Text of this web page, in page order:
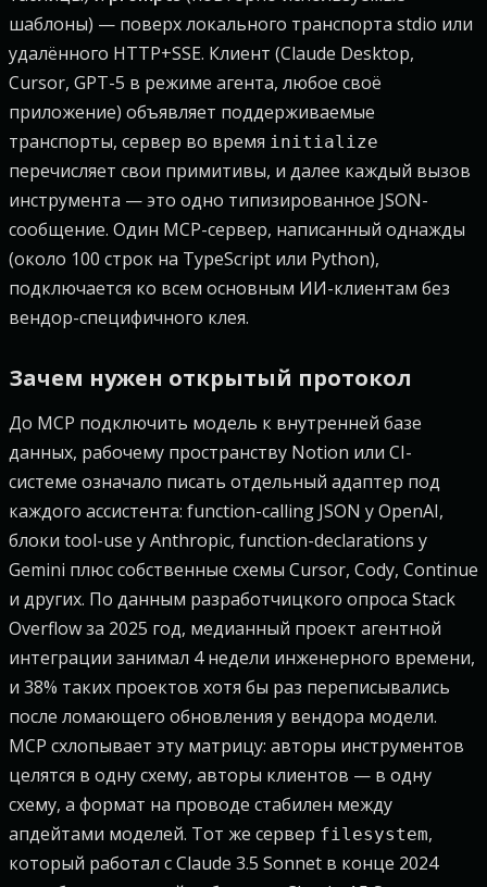
шаблоны) — поверх локального транспорта stdio или
удалённого HTTP+SSE. Клиент (Claude Desktop,
Cursor, GPT-5 в режиме агента, любое своё
приложение) объявляет поддерживаемые
транспорты, сервер во время initialize
перечисляет свои примитивы, и далее каждый вызов
инструмента — это одно типизированное JSON-
сообщение. Один MCP-сервер, написанный однажды
(около 100 строк на TypeScript или Python),
подключается ко всем основным ИИ-клиентам без
вендор-специфичного клея.
Зачем нужен открытый протокол
До MCP подключить модель к внутренней базе
данных, рабочему пространству Notion или CI-
системе означало писать отдельный адаптер под
каждого ассистента: function-calling JSON у OpenAI,
блоки tool-use у Anthropic, function-declarations у
Gemini плюс собственные схемы Cursor, Cody, Continue
и других. По данным разработчицкого опроса Stack
Overflow за 2025 год, медианный проект агентной
интеграции занимал 4 недели инженерного времени,
и 38% таких проектов хотя бы раз переписывались
после ломающего обновления у вендора модели.
MCP схлопывает эту матрицу: авторы инструментов
целятся в одну схему, авторы клиентов — в одну
схему, а формат на проводе стабилен между
апдейтами моделей. Тот же сервер filesystem,
который работал с Claude 3.5 Sonnet в конце 2024